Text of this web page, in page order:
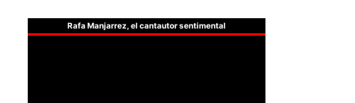
Rafa Manjarrez, el cantautor sentimental